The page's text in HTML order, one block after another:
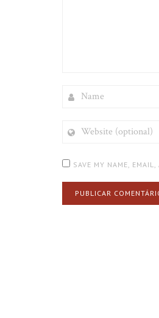
(OPTIONAL)
SAVE MY NAME,